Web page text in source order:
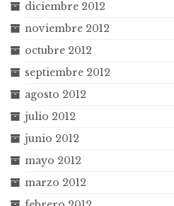
diciembre 2012
noviembre 2012
octubre 2012
septiembre 2012
agosto 2012
julio 2012
junio 2012
mayo 2012
marzo 2012